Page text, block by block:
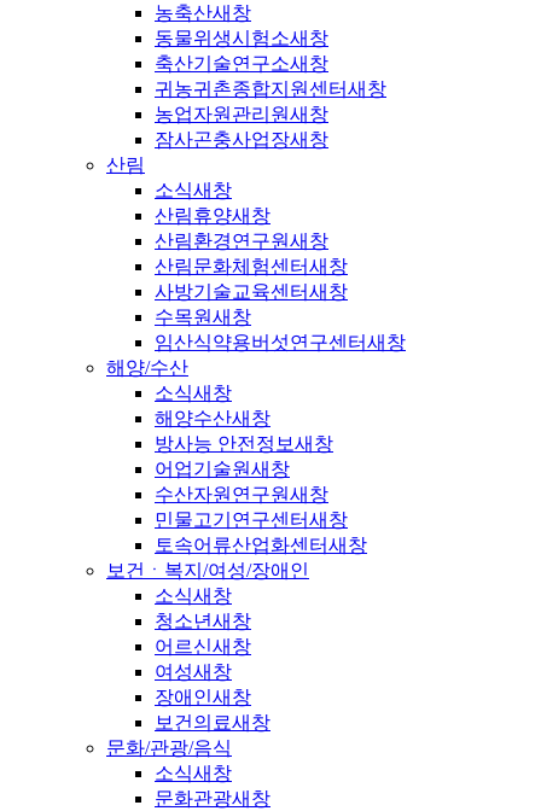
농축산새창
동물위생시험소새창
축산기술연구소새창
귀농귀촌종합지원센터새창
농업자원관리원새창
잠사곤충사업장새창
산림
소식새창
산림휴양새창
산림환경연구원새창
산림문화체험센터새창
사방기술교육센터새창
수목원새창
임산식약용버섯연구센터새창
해양/수산
소식새창
해양수산새창
방사능 안전정보새창
어업기술원새창
수산자원연구원새창
민물고기연구센터새창
토속어류산업화센터새창
보건ㆍ복지/여성/장애인
소식새창
청소년새창
어르신새창
여성새창
장애인새창
보건의료새창
문화/관광/음식
소식새창
문화관광새창